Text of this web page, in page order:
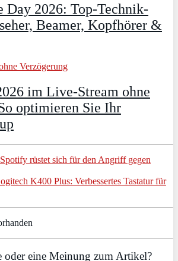
Day 2026: Top-Technik-
Beamer, Kopfhörer &
im Live-Stream ohne
optimieren Sie Ihr
Spotify rüstet sich für den Angriff gegen
K400 Plus: Verbessertes Tastatur für
oder eine Meinung zum Artikel?